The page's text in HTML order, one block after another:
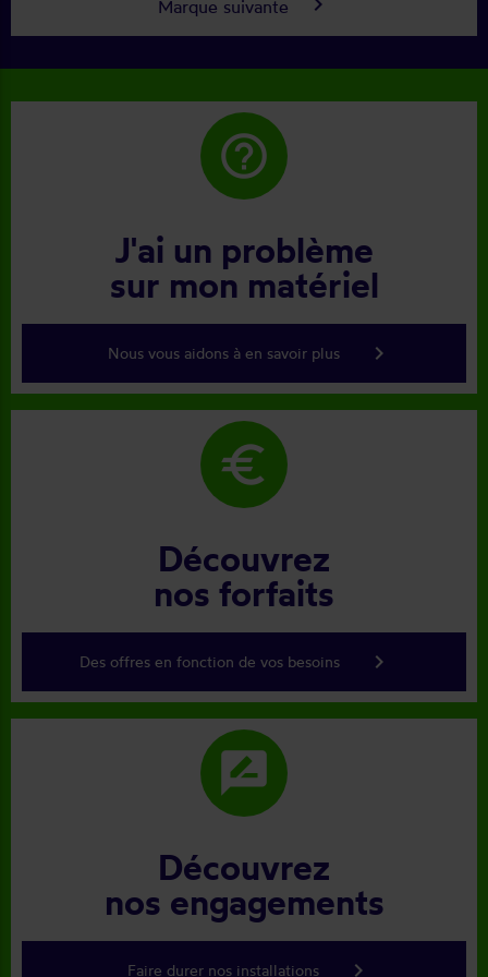
Marque suivante
help_outline
J'ai un problème
sur mon matériel
Nous vous aidons à en savoir plus keyboard_arrow_right
euro
Découvrez
nos forfaits
Des offres en fonction de vos besoins keyboard_arrow_right
rate_review
Découvrez
nos engagements
Faire durer nos installations keyboard_arrow_right